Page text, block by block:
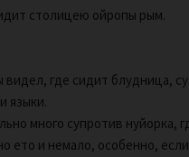
столицею ойропы рым.
где сидит блудница,
языки.
много супротив нуйорка,
ето и немало, особенно, если